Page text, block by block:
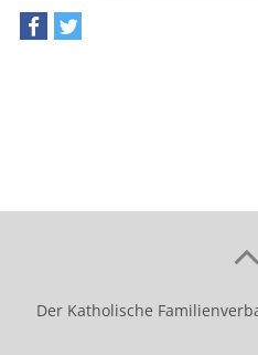
Der Katholische